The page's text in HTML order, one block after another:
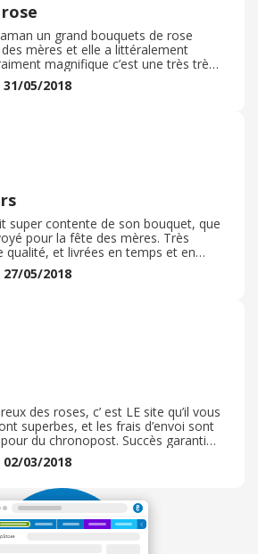
un grand bouquets de rose
mères et elle a littéralement
magnifique c’est une très très
ça fait toujours plaisir d’avoir de
ça05/2018
super contente de son bouquet, que
pour la fête des mères. Très
qualité, et livrées en temps et en
de notre commande!
05/2018
des roses, c’ est LE site qu’il vous
superbes, et les frais d’envoi sont
du chronopost. Succès garanti
et variés.
03/2018